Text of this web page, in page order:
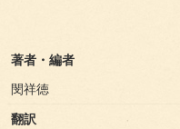
著者・編者
閔祥徳
翻訳